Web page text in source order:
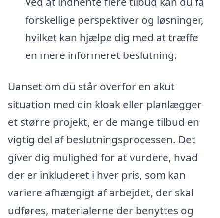
forskellige perspektiver og løsninger,
hvilket kan hjælpe dig med at træffe
en mere informeret beslutning.
Uanset om du står overfor en akut
situation med din kloak eller planlægger
et større projekt, er de mange tilbud en
vigtig del af beslutningsprocessen. Det
giver dig mulighed for at vurdere, hvad
der er inkluderet i hver pris, som kan
variere afhængigt af arbejdet, der skal
udføres, materialerne der benyttes og